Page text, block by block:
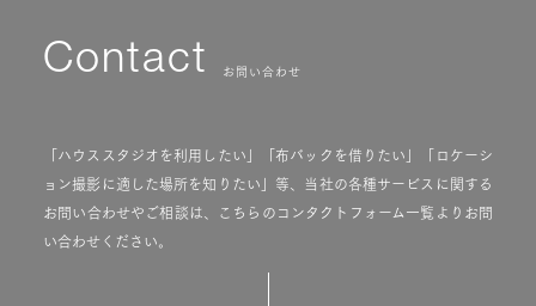
Contact お問い合わせ
「ハウススタジオを利用したい」「布バックを借りたい」「ロケーシ
ョン撮影に適した場所を知りたい」等、当社の各種サービスに関する
お問い合わせやご相談は、こちらのコンタクトフォーム一覧よりお問
い合わせください。